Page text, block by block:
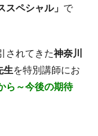
スペシャル」 で
されてきた神奈川
生を特別講師にお
ら～今後の期待